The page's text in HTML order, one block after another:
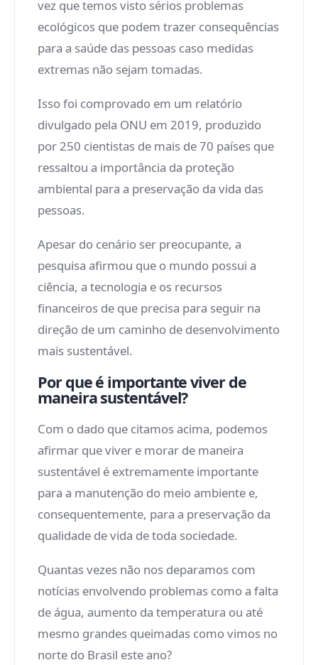
vez que temos visto sérios problemas
ecológicos que podem trazer consequências
para a saúde das pessoas caso medidas
extremas não sejam tomadas.
Isso foi comprovado em um relatório
divulgado pela ONU em 2019, produzido
por 250 cientistas de mais de 70 países que
ressaltou a importância da proteção
ambiental para a preservação da vida das
pessoas.
Apesar do cenário ser preocupante, a
pesquisa afirmou que o mundo possui a
ciência, a tecnologia e os recursos
financeiros de que precisa para seguir na
direção de um caminho de desenvolvimento
mais sustentável.
Por que é importante viver de
maneira sustentável?
Com o dado que citamos acima, podemos
afirmar que viver e morar de maneira
sustentável é extremamente importante
para a manutenção do meio ambiente e,
consequentemente, para a preservação da
qualidade de vida de toda sociedade.
Quantas vezes não nos deparamos com
notícias envolvendo problemas como a falta
de água, aumento da temperatura ou até
mesmo grandes queimadas como vimos no
norte do Brasil este ano?